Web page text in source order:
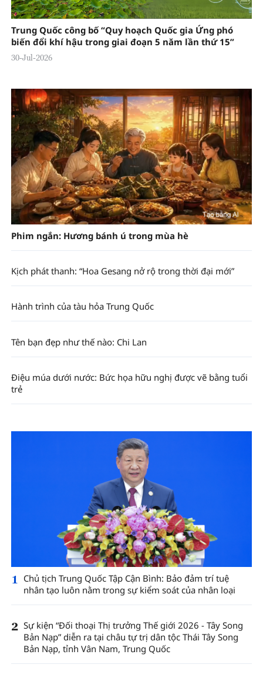
Trung Quốc công bố “Quy hoạch Quốc gia Ứng phó
biến đổi khí hậu trong giai đoạn 5 năm lần thứ 15”
30-Jul-2026
Phim ngắn: Hương bánh ú trong mùa hè
Kịch phát thanh: “Hoa Gesang nở rộ trong thời đại mới”
Hành trình của tàu hỏa Trung Quốc
Tên bạn đẹp như thế nào: Chi Lan
Điệu múa dưới nước: Bức họa hữu nghị được vẽ bằng tuổi
trẻ
1
Chủ tịch Trung Quốc Tập Cận Bình: Bảo đảm trí tuệ
nhân tạo luôn nằm trong sự kiểm soát của nhân loại
2 Sự kiện “Đối thoại Thị trưởng Thế giới 2026 - Tây Song
Bản Nạp” diễn ra tại châu tự trị dân tộc Thái Tây Song
Bản Nạp, tỉnh Vân Nam, Trung Quốc